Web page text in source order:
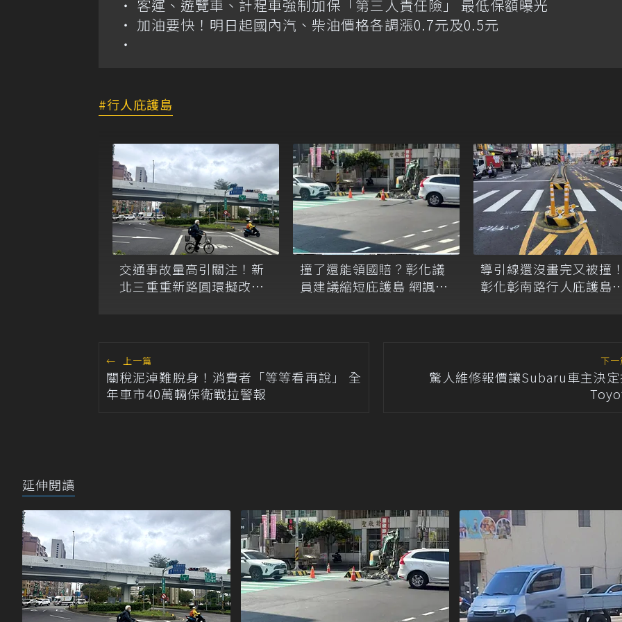
客運、遊覽車、計程車強制加保「第三人責任險」 最低保額曝光
加油要快！明日起國內汽、柴油價格各調漲0.7元及0.5元
行人庇護島
交通事故量高引關注！新
北三重重新路圓環擬改正
撞了還能領國賠？彰化議
員建議縮短庇護島 網諷：
導引線還沒畫完又被撞
彰化彰南路行人庇護島
← 上一篇
關稅泥淖難脫身！消費者「等等看再說」 全
年車市40萬輛保衛戰拉警報
下
驚人維修報價讓Subaru車主決
延伸閱讀